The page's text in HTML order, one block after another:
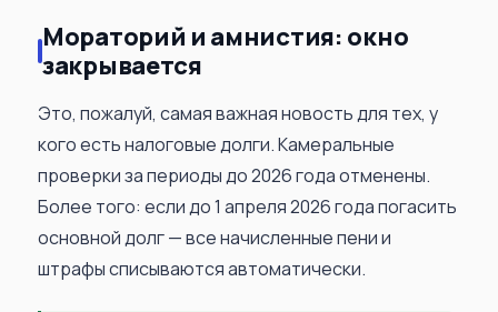
Мораторий и амнистия: окно
закрывается
Это, пожалуй, самая важная новость для тех, у
кого есть налоговые долги. Камеральные
проверки за периоды до 2026 года отменены.
Более того: если до 1 апреля 2026 года погасить
основной долг — все начисленные пени и
штрафы списываются автоматически.